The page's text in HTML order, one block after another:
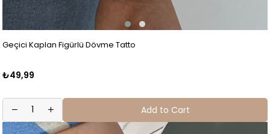
Geçici Kaplan Figürlü Dövme Tatto
₺49,99
Add to Cart